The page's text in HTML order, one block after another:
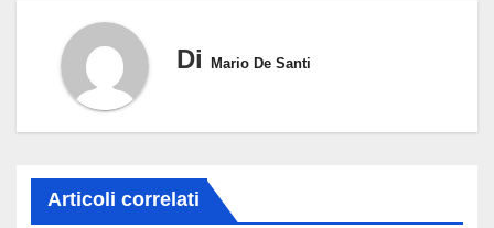
Di Mario De Santi
Articoli correlati